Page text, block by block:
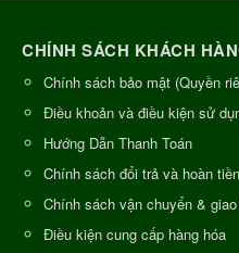
CHÍNH SÁCH KHÁCH
Chính sách bảo mật (Quyền
Điều khoản và điều kiện sử
Hướng Dẫn Thanh Toán
Chính sách đổi trả và hoàn tiền
Chính sách vận chuyển &
Điều kiện cung cấp hàng hóa